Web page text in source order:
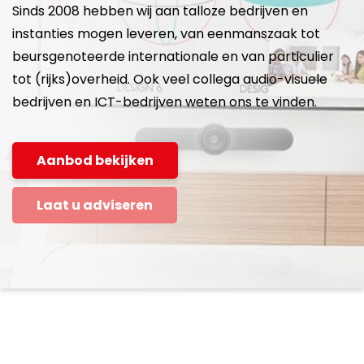
Sinds 2008 hebben wij aan talloze bedrijven en
instanties mogen leveren, van eenmanszaak tot
beursgenoteerde internationale en van particulier
tot (rijks)overheid. Ook veel collega audio-visuele
bedrijven en ICT-bedrijven weten ons te vinden.
Aanbod bekijken
Laat u adviseren